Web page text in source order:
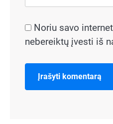
Noriu savo
nebereiktų įvesti iš